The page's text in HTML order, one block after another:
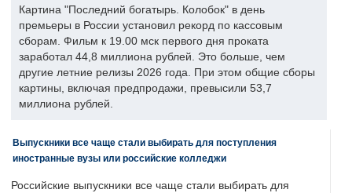
Картина "Последний богатырь. Колобок" в день
премьеры в России установил рекорд по кассовым
сборам. Фильм к 19.00 мск первого дня проката
заработал 44,8 миллиона рублей. Это больше, чем
другие летние релизы 2026 года. При этом общие сборы
картины, включая предпродажи, превысили 53,7
миллиона рублей.
Выпускники все чаще стали выбирать для поступления
иностранные вузы или российские колледжи
Российские выпускники все чаще стали выбирать для